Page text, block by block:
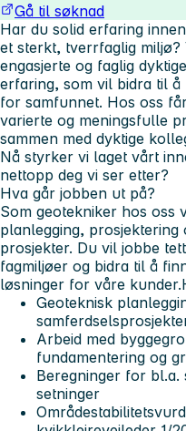
Gå til søknad
Har du solid erfaring
et sterkt, tverrfaglig miljø?
engasjerte og faglig
erfaring, som vil bidra til
for samfunnet. Hos oss
varierte og meningsfulle
sammen med dyktige
Nå styrker vi laget vårt
nettopp deg vi ser etter?
Hva går jobben ut på?
Som geotekniker hos oss
planlegging,
prosjekter. Du vil jobbe
fagmiljøer og bidra til å
løsninger for våre
Geoteknisk
Arbeid med
fundamentering og
Beregninger for
setninger